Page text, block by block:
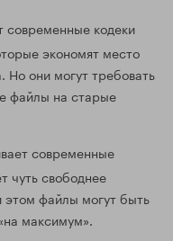
современные кодеки
экономят место
Но они могут требовать
файлы на старые
современные
чуть свободнее
файлы могут быть
максимум».